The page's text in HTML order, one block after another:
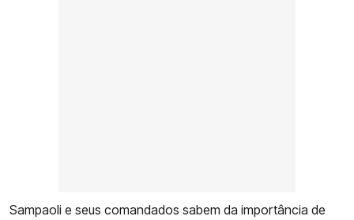
Sampaoli e seus comandados sabem da importância de